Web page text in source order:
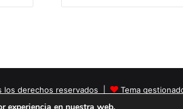
los derechos reservados |
Tema